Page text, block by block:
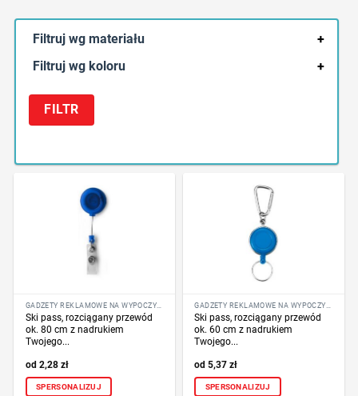
Filtruj wg materiału
+
Filtruj wg koloru
+
FILTR
GADŻETY REKLAMOWE NA WYPOCZYNEK
Ski pass, rozciągany przewód
ok. 80 cm z nadrukiem
Twojego...
2,28 zł
SPERSONALIZUJ
GADŻETY REKLAMOWE NA WYPOCZYNEK
Ski pass, rozciągany przewód
ok. 60 cm z nadrukiem
Twojego...
5,37zł
SPERSONALIZUJ